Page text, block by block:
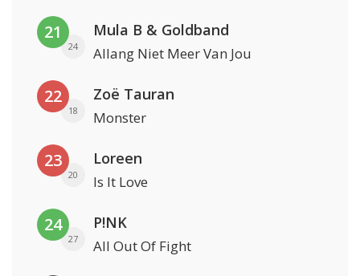
21
24
Mula B & Goldband
Allang Niet Meer Van Jou
22
18
Zoë Tauran
Monster
23
20
Loreen
Is It Love
24
27
P!NK
All Out Of Fight